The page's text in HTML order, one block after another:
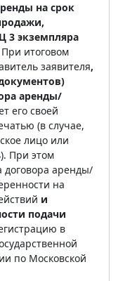
на срок
3 экземпляра
При итоговом
заявителя,
аренды/
его своей
(в случае,
лицо или
При этом
договора аренды/
на
и
подачи
в
по Московской